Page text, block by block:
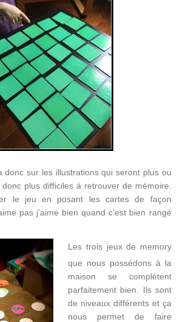
donc sur les illustrations qui seront plus ou
plus difficiles à retrouver de mémoire.
le jeu en posant les cartes de façon
pas j’aime bien quand c’est bien rangé
Les trois jeux de memory
que nous possédons à la
maison se complètent
parfaitement bien. Ils sont
de niveaux différents et ça
nous permet de faire